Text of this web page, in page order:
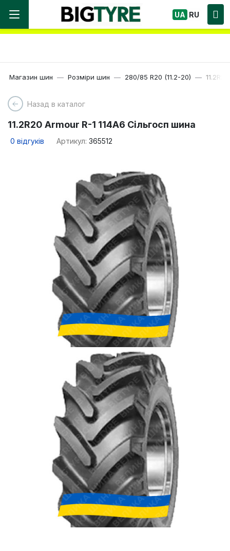
Ми працюємо! Великий вибір Шин, швидка
доставка по Україні!
UA RU
Магазин шин Розміри шин 280/85 R20 (11.2-20)
Назад в каталог
11.2R20 Armour R-1 114A6 Сільгосп шина
0 відгуків Артикул: 365512